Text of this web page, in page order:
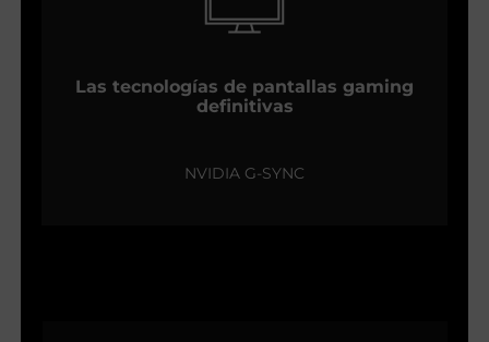
Las tecnologías de pantallas gaming
definitivas
NVIDIA G-SYNC